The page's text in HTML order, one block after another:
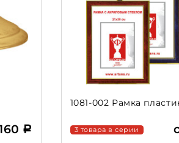
1081-002 Рамка
3 товара в серии